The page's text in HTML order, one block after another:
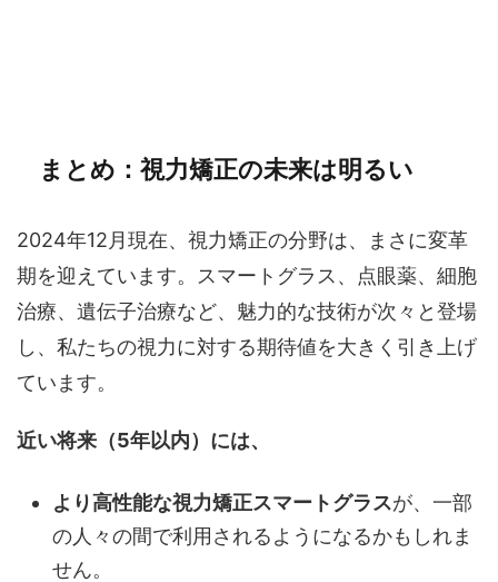
まとめ：視力矯正の未来は明るい
2024年12月現在、視力矯正の分野は、まさに変革
期を迎えています。スマートグラス、点眼薬、細胞
治療、遺伝子治療など、魅力的な技術が次々と登場
し、私たちの視力に対する期待値を大きく引き上げ
ています。
近い将来（5年以内）には、
より高性能な視力矯正スマートグラスが、一部
の人々の間で利用されるようになるかもしれま
せん。